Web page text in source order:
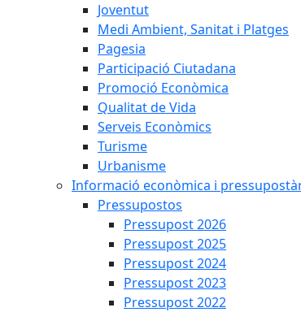
Joventut
Medi Ambient, Sanitat i Platges
Pagesia
Participació Ciutadana
Promoció Econòmica
Qualitat de Vida
Serveis Econòmics
Turisme
Urbanisme
Informació econòmica i
Pressupostos
Pressupost 2026
Pressupost 2025
Pressupost 2024
Pressupost 2023
Pressupost 2022